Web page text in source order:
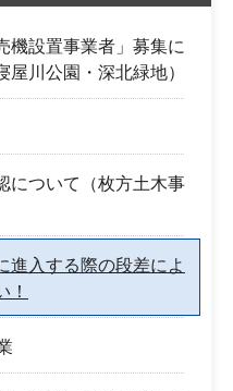
機設置事業者」募集に
川公園・深北緑地）
について（枚方土木事
進入する際の段差によ
！